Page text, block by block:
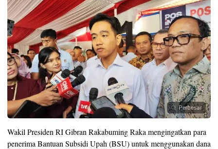
Perbesar
Wakil Presiden RI Gibran Rakabuming Raka mengingatkan para
penerima Bantuan Subsidi Upah (BSU) untuk menggunakan dana